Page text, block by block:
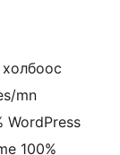
mn
WordPress
100%